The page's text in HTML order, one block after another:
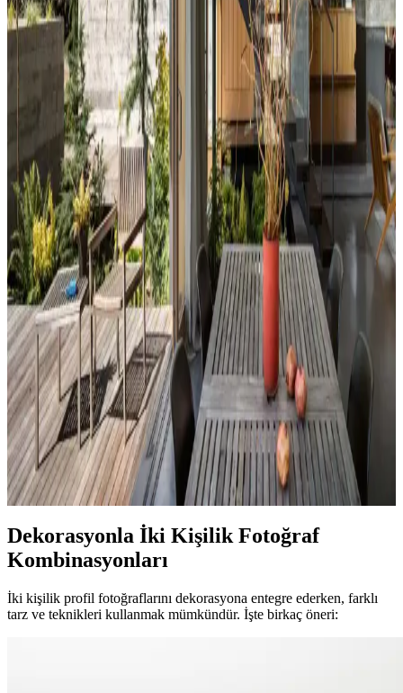
Perde Rengine Uyumlu Nevresim Seçimi: Renk ve
Desenlerle Dekorasyonda Denge Sağlama
Perde ve nevresim uyumu, krem ve magnolia tonlarındaki odalarda
mekanın estetiğini artırır. Kırmızı, kahverengi ve turuncu tonlarıyla
uyumlu renk ve desen önerileri sunulmaktadır.
Ev Dekorasyonunda Denge ve Fonksiyonellik: Renk
Uyumu, Mobilya Yerleşimi ve Estetik İncelemesi
Reddit tartışması üzerinden ev dekorasyonunda renk uyumu,
mobilya yerleşimi ve aksesuar dengesi gibi unsurların yaşam
alanlarının estetik ve fonksiyonelliğini nasıl etkilediği inceleniyor.
Hermes Dekor Ürünleri İncelemesi: Ella'dan
Alışveriş ve Ürün Kalitesi Değerlendirmesi
Ella satıcısından alınan Hermes dekor ürünleri, yüksek deri kalitesi
ve detaylı işçiliğiyle öne çıkıyor. Ürünlerin boyutları beklentileri
aşarken, fiyat ve orijinallik tartışmaları da dikkat çekiyor.
Veranda Dekorasyonunda Bitki Seçimi, Aydınlatma
ve Mobilya Düzenlemeleriyle Estetik İyileştirme
Yöntemleri
Veranda dekorasyonunda bitkiler, halılar, aydınlatma ve mobilyaların
uyumlu kullanımı mekânı daha davetkâr ve fonksiyonel kılar. Doğru
seçimler verandanın atmosferini ve dış görünümünü güçlendirir.
Dekorasyonla İki Kişilik Fotoğraf
Kombinasyonları
İki kişilik profil fotoğraflarını dekorasyona entegre ederken, farklı
tarz ve teknikleri kullanmak mümkündür. İşte birkaç öneri: